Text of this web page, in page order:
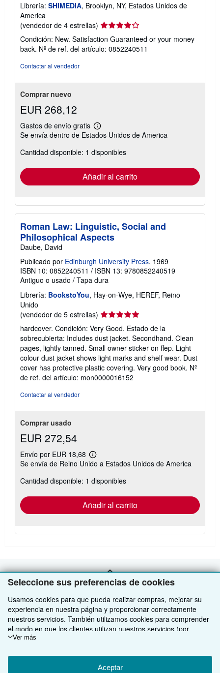
Seleccione sus preferencias de cookies
Usamos cookies para que pueda realizar compras, mejorar su
experiencia en nuestra página y proporcionar correctamente
nuestros servicios. También utilizamos cookies para comprender
el modo en que los clientes utilizan nuestros servicios (por
ejemplo, midiendo las visitas al sitio) y así poder realizar mejoras.
para mostrar contenido relevante en los anuncios y medir el
rendimiento de los mismos. Elija Rechazar si noestá de acuerdo
Ver más
Aceptar
Librería: SHIMEDIA, Brooklyn, NY, Estados Unidos de
America
(vendedor de 4 estrellas) Calificación
del
vendedor:
4
Condición: New. Satisfaction Guaranteed or your money
back. Nº de ref. del artículo: 0852240511
Contactar al vendedor
Comprar nuevo
EUR 268,12
Gastos de envío gratis
Más
información
las
tarifas
envío
Se envía dentro de Estados Unidos de America
Cantidad disponible: 1 disponibles
Añadir al carrito
Roman Law: Linguistic, Social and
Philosophical Aspects
Daube, David
Publicado por Edinburgh University Press, 1969
ISBN 10: 0852240511 / ISBN 13: 9780852240519
Antiguo o usado / Tapa dura
Librería: BookstoYou, Hay-on-Wye, HEREF, Reino
Unido
(vendedor de 5 estrellas) Calificación
del
vendedor:
5
de
5
estrellas
hardcover. Condición: Very Good. Estado de la
sobrecubierta: Includes dust jacket. Secondhand. Clean
pages, lightly tanned. Small owner sticker on ffep. Light
colour dust jacket shows light marks and shelf wear. Dust
cover has protective plastic covering. Very good book. Nº
de ref. del artículo: mon0000016152
Contactar al vendedor
Comprar usado
EUR 272,54
Envío por EUR 18,68
Más
información
las
tarifas
envío
Se envía de Reino Unido a Estados Unidos de America
Cantidad disponible: 1 disponibles
Añadir al carrito
VOLVER AL INICIO
Compre con nosotros
Búsqueda avanzada
Colecciones
Venda con nosotros
Comenzar a vender
Sobre nosotros